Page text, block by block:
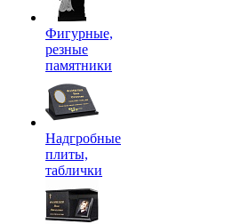
Фигурные,
резные
памятники
Надгробные
плиты,
таблички